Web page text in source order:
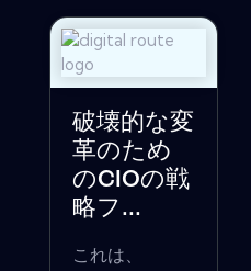
破壊的な変
革のため
のCIOの戦
略フ...
これは、